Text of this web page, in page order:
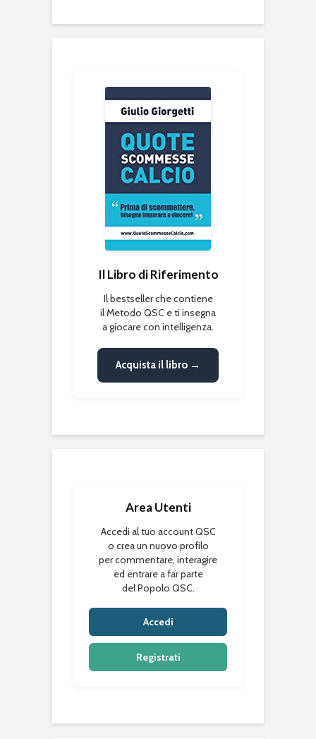
Il Libro di Riferimento
Il bestseller che contiene
il Metodo QSC e ti insegna
a giocare con intelligenza.
Acquista il libro →
Area Utenti
Accedi al tuo account QSC
o crea un nuovo profilo
per commentare, interagire
ed entrare a far parte
del Popolo QSC.
Accedi
Registrati